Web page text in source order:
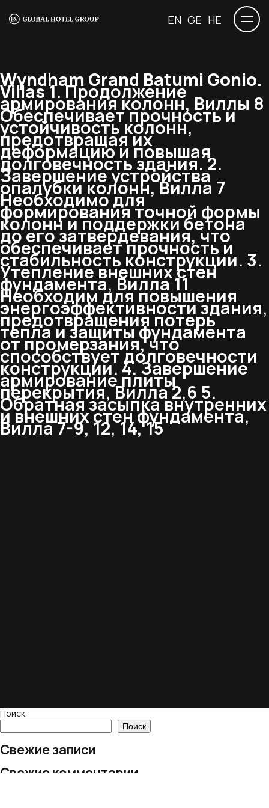
EN GE HE
Wyndham Grand Batumi Gonio.
Villas1. Продолжение
армирования колонн, Виллы 8
Обеспечивает прочность и
устойчивость колонн,
предотвращая их
деформацию и повышая
долговечность здания. 2.
Завершение устройства
опалубки колонн, Вилла 7
Необходимо для
формирования точной формы
колонн и поддержки бетона
до его затвердевания, что
обеспечивает прочность и
стабильность конструкции. 3.
Утепление внешних стен
фундамента, Вилла 11
Необходим для повышения
энергоэффективности здания,
предотвращения потерь
тепла и защиты фундамента
от промерзания, что
способствует долговечности
конструкции. 4. Завершение
армирование плиты
перекрытия, Вилла 2,6 5.
Обратная засыпка внутренних
и внешних стен фундамента,
Вилла 7-9, 12, 14, 15
Поиск
Поиск
Свежие записи
Свежие комментарии